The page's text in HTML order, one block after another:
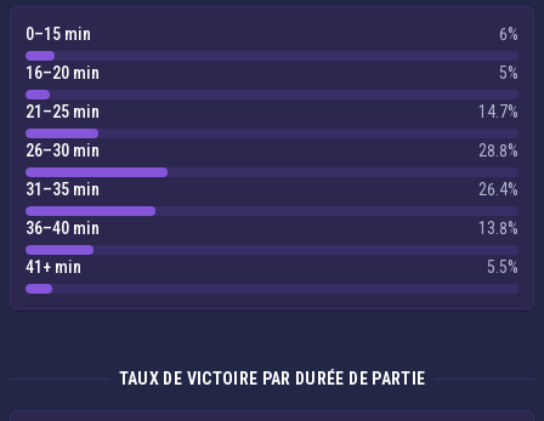
0–15 min
6%
16–20 min
5%
21–25 min
14.7%
26–30 min
28.8%
31–35 min
26.4%
36–40 min
13.8%
41+ min
5.5%
TAUX DE VICTOIRE PAR DURÉE DE PARTIE